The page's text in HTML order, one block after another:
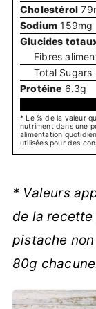
Cholestérol 79
Sodium 159mg
Glucides
Fibres
Total Sugars
Protéine 6.3g
* Le % de la valeur
nutriment dans une
alimentation
utilisées pour des
* Valeurs
de la
pistache
80g